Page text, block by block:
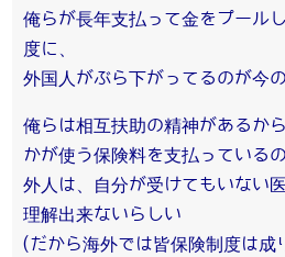
俺らが長年支払って金をプール
度に、
外国人がぶら下がってるのが今
俺らは相互扶助の精神があるか
かが使う保険料を支払っている
外人は、自分が受けてもいない
理解出来ないらしい
(だから海外では皆保険制度は成